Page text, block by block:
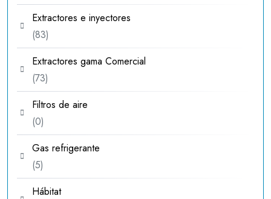
productos
Extractores e inyectores
8383
productos
Extractores gama Comercial
7373
productos
Filtros de aire
00
productos
Gas refrigerante
55
productos
Hábitat